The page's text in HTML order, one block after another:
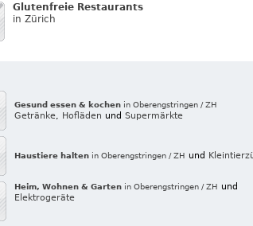
Glutenfreie Restaurants
in Zürich
Gesund essen & kochen in Oberengstringen / ZH
Getränke, Hofläden undSupermärkte
Haustiere halten in Oberengstringen / ZH und
Heim, Wohnen & Garten in Oberengstringen / ZH und
Elektrogeräte